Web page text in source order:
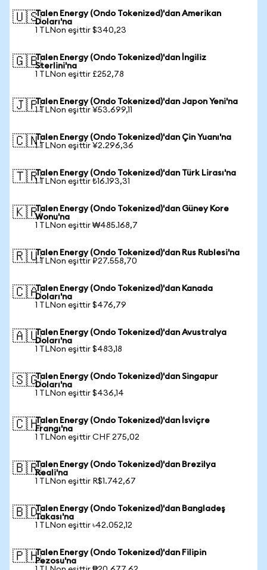
🇺🇸Talen Energy (Ondo Tokenized)'dan Amerikan
Doları'na
1 TLNon eşittir $340,23
🇬🇧Talen Energy (Ondo Tokenized)'dan İngiliz
Sterlini'na
1 TLNon eşittir £252,78
🇯🇵Talen Energy (Ondo Tokenized)'dan Japon Yeni'na
1 TLNon eşittir ¥53.699,11
🇨🇳Talen Energy (Ondo Tokenized)'dan Çin Yuanı'na
1 TLNon eşittir ¥2.296,36
🇹🇷Talen Energy (Ondo Tokenized)'dan Türk Lirası'na
1 TLNon eşittir ₺16.193,31
🇰🇷Talen Energy (Ondo Tokenized)'dan Güney Kore
Wonu'na
1 TLNon eşittir ₩485.168,7
🇷🇺Talen Energy (Ondo Tokenized)'dan Rus Rublesi'na
1 TLNon eşittir ₽27.558,70
🇨🇦Talen Energy (Ondo Tokenized)'dan Kanada
Doları'na
1 TLNon eşittir $476,79
🇦🇺Talen Energy (Ondo Tokenized)'dan Avustralya
Doları'na
1 TLNon eşittir $483,18
🇸🇬Talen Energy (Ondo Tokenized)'dan Singapur
Doları'na
1 TLNon eşittir $436,14
🇨🇭Talen Energy (Ondo Tokenized)'dan İsviçre
Frangı'na
1 TLNon eşittir CHF 275,02
🇧🇷Talen Energy (Ondo Tokenized)'dan Brezilya
Reali'na
1 TLNon eşittir R$1.742,67
🇧🇩Talen Energy (Ondo Tokenized)'dan Bangladeş
Takası'na
1 TLNon eşittir ৳42.052,12
🇵🇭Talen Energy (Ondo Tokenized)'dan Filipin
Pezosu'na